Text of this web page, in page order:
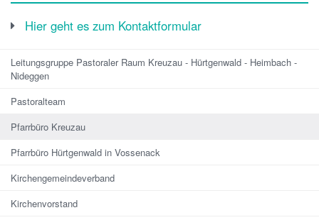
Hier geht es zum Kontaktformular
Leitungsgruppe Pastoraler Raum Kreuzau - Hürtgenwald - Heimbach -
Nideggen
Pastoralteam
Pfarrbüro Kreuzau
Pfarrbüro Hürtgenwald in Vossenack
Kirchengemeindeverband
Kirchenvorstand